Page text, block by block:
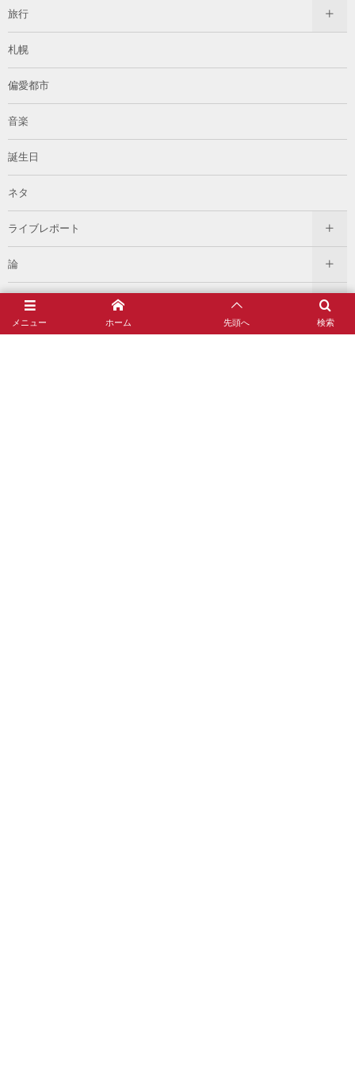
旅行
札幌
偏愛都市
音楽
誕生日
ネタ
ライブレポート
論
過去のメディア
イベント
メニュー 検索
ホーム 先頭へ